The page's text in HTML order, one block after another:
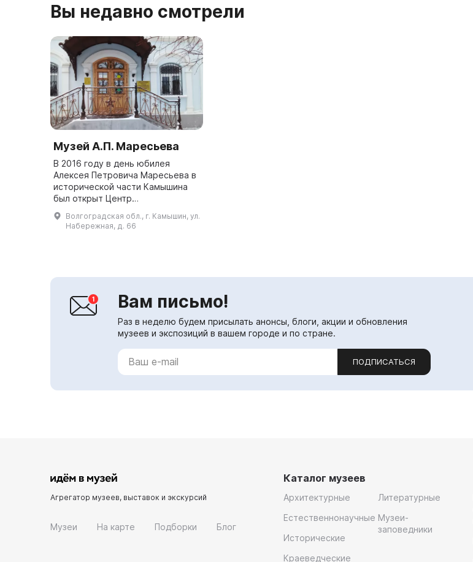
Вы недавно смотрели
Музей А.П. Маресьева
В 2016 году в день юбилея
Алексея Петровича Маресьева в
исторической части Камышина
был открыт Центр
патриотического воспитания
имени А. П. Маресьева. На
первом этаже имеется Музей
Волгоградская обл., г. Камышин, ул.
Набережная, д. 66
Вам письмо!
Раз в неделю будем присылать анонсы, блоги, акции и обновления
музеев и экспозиций в вашем городе и по стране.
ПОДПИСАТЬСЯ
Агрегатор музеев, выставок и экскурсий
Музеи На карте Подборки Блог
Каталог музеев
Архитектурные
Естественнонаучные
Исторические
Краеведческие
Литературные
Музеи-
заповедники